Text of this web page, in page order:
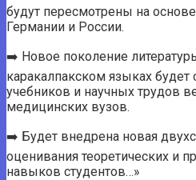
будут пересмотрены на
Германии и России.
➡️ Новое поколение
каракалпакском языках будет
учебников и научных трудов
медицинских вузов.
➡️ Будет внедрена новая
оценивания теоретических и
навыков студентов…»